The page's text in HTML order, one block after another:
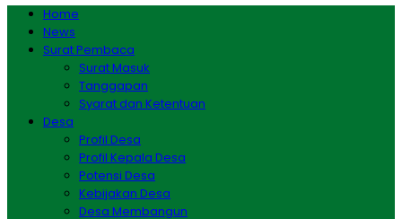
Home
News
Surat Pembaca
Surat Masuk
Tanggapan
Syarat dan Ketentuan
Desa
Profil Desa
Profil Kepala Desa
Potensi Desa
Kebijakan Desa
Desa Membangun